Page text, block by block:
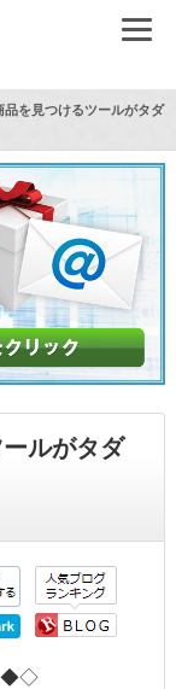
品を見つけるツールがタダ
ルがタダ
◆◇